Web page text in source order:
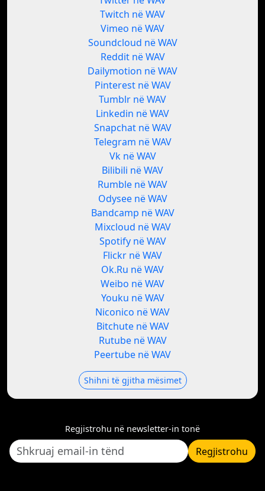
Twitch në WAV
Vimeo në WAV
Soundcloud në WAV
Reddit në WAV
Dailymotion në WAV
Pinterest në WAV
Tumblr në WAV
Linkedin në WAV
Snapchat në WAV
Telegram në WAV
Vk në WAV
Bilibili në WAV
Rumble në WAV
Odysee në WAV
Bandcamp në WAV
Mixcloud në WAV
Spotify në WAV
Flickr në WAV
Ok.Ru në WAV
Weibo në WAV
Youku në WAV
Niconico në WAV
Bitchute në WAV
Rutube në WAV
Peertube në WAV
Shihni të gjitha mësimet
Regjistrohu në newsletter-in tonë
Regjistrohu